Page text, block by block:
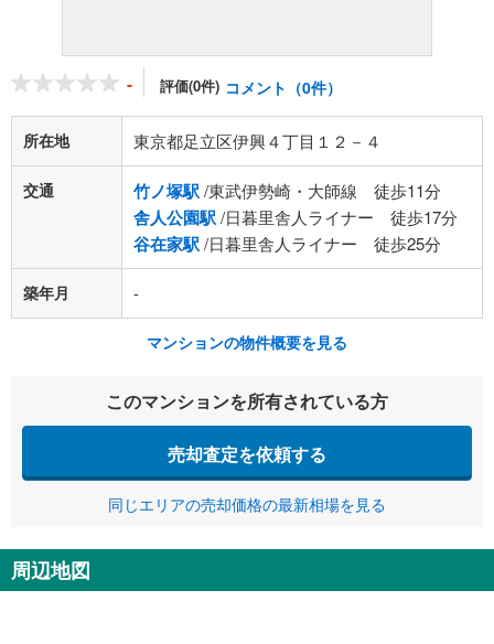
- 評価(0件) コメント（0件）
所在地 東京都足立区伊興４丁目１２－４
交通 竹ノ塚駅/東武伊勢崎・大師線 徒歩11分
舎人公園駅/日暮里舎人ライナー 徒歩17分
谷在家駅/日暮里舎人ライナー 徒歩25分
築年月 -
マンションの物件概要を見る
このマンションを所有されている方
売却査定を依頼する
同じエリアの売却価格の最新相場を見る
周辺地図